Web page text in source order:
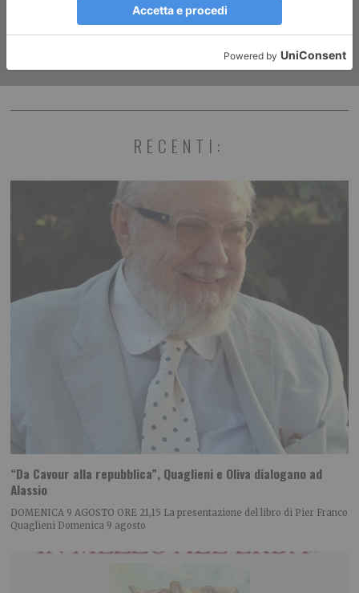
RECENTI:
“Da Cavour alla repubblica”, Quaglieni e Oliva dialogano ad
Alassio
DOMENICA 9 AGOSTO ORE 21,15 La presentazione del libro di Pier Franco
Quaglieni Domenica 9 agosto